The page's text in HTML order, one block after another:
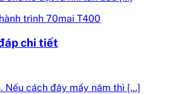
chi tiết
Nếu cách đây mấy năm thì […]